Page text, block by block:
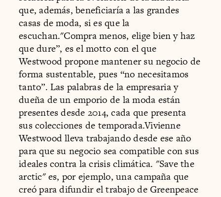
que, además, beneficiaría a las grandes
casas de moda, si es que la
escuchan."Compra menos, elige bien y haz
que dure”, es el motto con el que
Westwood propone mantener su negocio de
forma sustentable, pues “no necesitamos
tanto”. Las palabras de la empresaria y
dueña de un emporio de la moda están
presentes desde 2014, cada que presenta
sus colecciones de temporada.Vivienne
Westwood lleva trabajando desde ese año
para que su negocio sea compatible con sus
ideales contra la crisis climática. "Save the
arctic" es, por ejemplo, una campaña que
creó para difundir el trabajo de Greenpeace